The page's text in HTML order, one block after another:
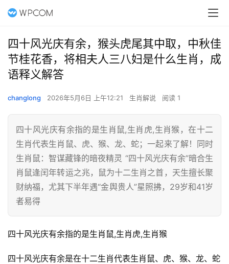
四十风光庆有余，猴头虎尾其中取，中秋佳
节桂花香，将相夫人三八妇是什么生肖，成
语释义解答
changlong 2026年5月6日 上午12:21 生肖解说 阅读 1
四十风光庆有余指的是生肖鼠,生肖虎,生肖猴，在十二
生肖代表生肖鼠、虎、猴、龙、蛇；一起来了解！同时
生肖鼠：智谋藏锋的暗夜精灵 “四十风光庆有余”暗合生
肖鼠逢闰年转运之兆，鼠为十二生肖之首，天生擅长聚
财纳福，尤其下半年遇“金舆贵人”星照拂，29岁和41岁
者易得
四十风光庆有余指的是生肖鼠,生肖虎,生肖猴
四十风光庆有余是在十二生肖代表生肖鼠、虎、猴、龙、蛇